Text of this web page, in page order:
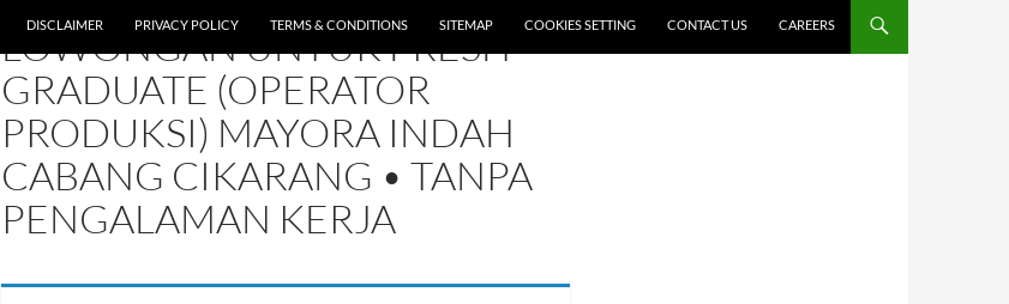
DISCLAIMER PRIVACY POLICY TERMS & CONDITIONS SITEMAP COOKIES SETTING CONTACT US CAREERS
LOWONGAN UNTUK FRESH
GRADUATE (OPERATOR
PRODUKSI) MAYORA INDAH
CABANG CIKARANG • TANPA
PENGALAMAN KERJA